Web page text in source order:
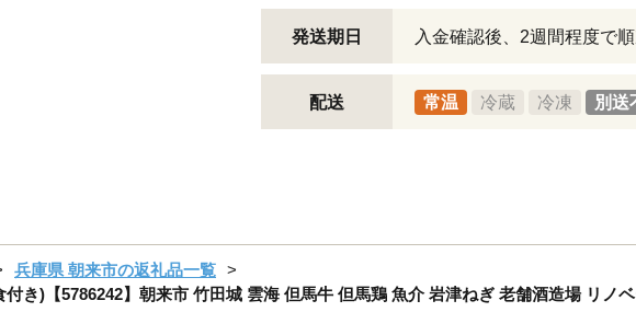
発送期日 入金確認後、2週間程度で
配送 常温 冷蔵 冷凍 別送
兵庫県 朝来市の返礼品一覧
き)【5786242】朝来市 竹田城 雲海 但馬牛 但馬鶏 魚介 岩津ねぎ 老舗酒造場 リノ